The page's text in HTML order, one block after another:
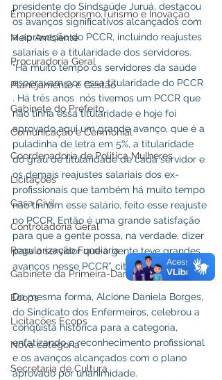
Empreendedorismo,Turismo e Inovação
Meio Ambiente
Procuradoria Geral
Planejamento e Gestão
Gabinete do Prefeito
Comunicação e Cerimonial
Coordenadoria de Politica Mulheres
Licitações
Casa Civil
Controladoria Geral
Regularização Fundiária
Gabinete da Primeira-Dama
Ecops
Licitações Ecops
Nova categoria
Secretaria de Cultura
presidente do Sindsaúde Juruá, destacou
os avanços significativos alcançados com
a aprovação do PCCR, incluindo reajustes
salariais e a titularidade dos servidores.
“Há muito tempo os servidores da saúde
esperavam por essa titularidade do PCCR
. Há três anos  nós tivemos um PCCR que
não tinha essa titularidade e hoje foi
aprovado aqui um grande avanço, que é a
puladinha de letra em 5%, a titularidade
do grau de titularidade de cada servidor e
os demais reajustes salariais dos ex-
profissionais que também há muito tempo
não tinham esse salário, feito esse reajuste
no PCCR. Então é uma grande satisfação
para que a gente possa, na verdade, dizer
para o servidor que a gente teve grandes
avanços nesse PCCR”, citou.
Da mesma forma, Alcione Daniela Borges,
do Sindicato dos Enfermeiros, celebrou a
conquista histórica para a categoria,
enfatizando o reconhecimento profissional
e os avanços alcançados com o plano
aprovado por unanimidade.